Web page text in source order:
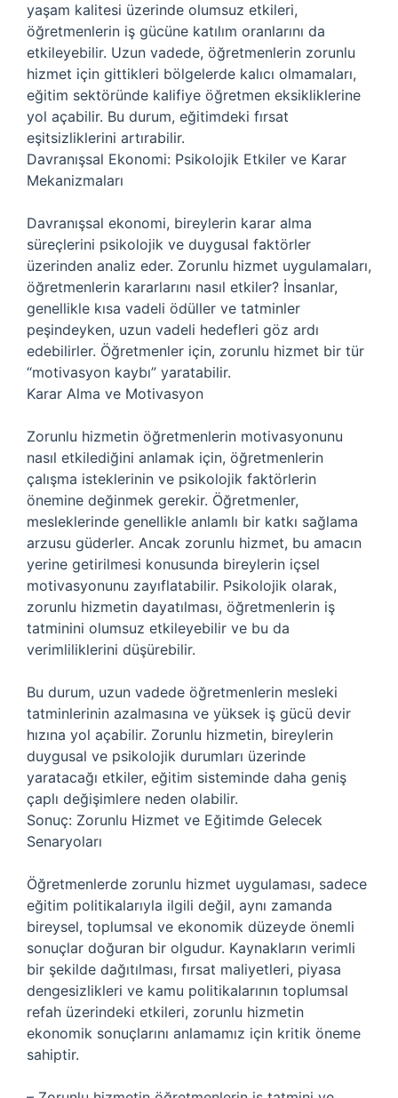
yaşam kalitesi üzerinde olumsuz etkileri,
öğretmenlerin iş gücüne katılım oranlarını da
etkileyebilir. Uzun vadede, öğretmenlerin zorunlu
hizmet için gittikleri bölgelerde kalıcı olmamaları,
eğitim sektöründe kalifiye öğretmen eksikliklerine
yol açabilir. Bu durum, eğitimdeki fırsat
eşitsizliklerini artırabilir.
Davranışsal Ekonomi: Psikolojik Etkiler ve Karar
Mekanizmaları
Davranışsal ekonomi, bireylerin karar alma
süreçlerini psikolojik ve duygusal faktörler
üzerinden analiz eder. Zorunlu hizmet uygulamaları,
öğretmenlerin kararlarını nasıl etkiler? İnsanlar,
genellikle kısa vadeli ödüller ve tatminler
peşindeyken, uzun vadeli hedefleri göz ardı
edebilirler. Öğretmenler için, zorunlu hizmet bir tür
“motivasyon kaybı” yaratabilir.
Karar Alma ve Motivasyon
Zorunlu hizmetin öğretmenlerin motivasyonunu
nasıl etkilediğini anlamak için, öğretmenlerin
çalışma isteklerinin ve psikolojik faktörlerin
önemine değinmek gerekir. Öğretmenler,
mesleklerinde genellikle anlamlı bir katkı sağlama
arzusu güderler. Ancak zorunlu hizmet, bu amacın
yerine getirilmesi konusunda bireylerin içsel
motivasyonunu zayıflatabilir. Psikolojik olarak,
zorunlu hizmetin dayatılması, öğretmenlerin iş
tatminini olumsuz etkileyebilir ve bu da
verimliliklerini düşürebilir.
Bu durum, uzun vadede öğretmenlerin mesleki
tatminlerinin azalmasına ve yüksek iş gücü devir
hızına yol açabilir. Zorunlu hizmetin, bireylerin
duygusal ve psikolojik durumları üzerinde
yaratacağı etkiler, eğitim sisteminde daha geniş
çaplı değişimlere neden olabilir.
Sonuç: Zorunlu Hizmet ve Eğitimde Gelecek
Senaryoları
Öğretmenlerde zorunlu hizmet uygulaması, sadece
eğitim politikalarıyla ilgili değil, aynı zamanda
bireysel, toplumsal ve ekonomik düzeyde önemli
sonuçlar doğuran bir olgudur. Kaynakların verimli
bir şekilde dağıtılması, fırsat maliyetleri, piyasa
dengesizlikleri ve kamu politikalarının toplumsal
refah üzerindeki etkileri, zorunlu hizmetin
ekonomik sonuçlarını anlamamız için kritik öneme
sahiptir.